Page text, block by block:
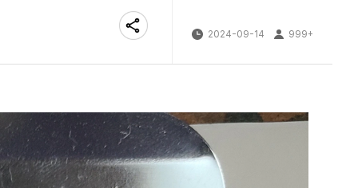
2024-09-14 999+